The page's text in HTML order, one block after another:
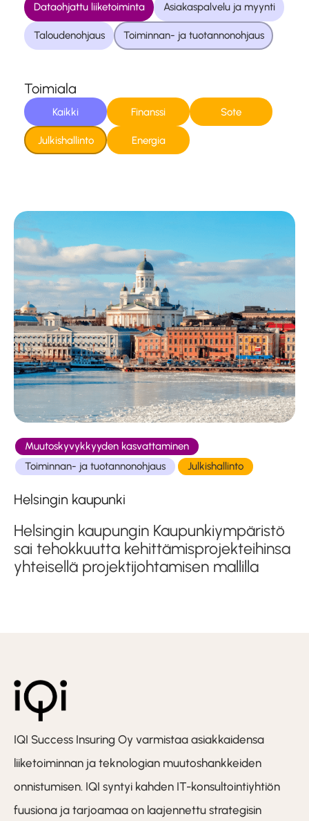
Dataohjattu liiketoiminta Asiakaspalvelu ja myynti
Taloudenohjaus Toiminnan- ja tuotannonohjaus
Toimiala
Kaikki Finanssi Sote
Julkishallinto Energia
Muutoskyvykkyyden kasvattaminen
Toiminnan- ja tuotannonohjaus
Julkishallinto
Helsingin kaupunki
Helsingin kaupungin Kaupunkiympäristö
sai tehokkuutta kehittämis­projekteihinsa
yhteisellä projekti­johtamisen mallilla
IQI Success Insuring Oy varmistaa asiakkaidensa
liiketoiminnan ja teknologian muutoshankkeiden
onnistumisen. IQI syntyi kahden IT-konsultointiyhtiön
fuusiona ja tarjoamaa on laajennettu strategisin